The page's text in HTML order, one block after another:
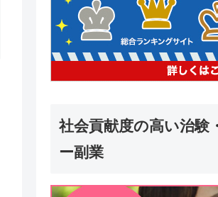
社会貢献度の高い治験
ー副業